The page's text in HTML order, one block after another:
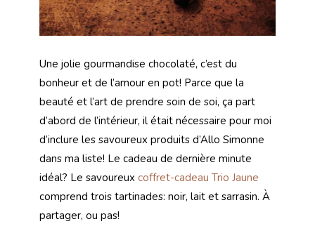
Une jolie gourmandise chocolaté, c’est du
bonheur et de l’amour en pot! Parce que la
beauté et l’art de prendre soin de soi, ça part
d’abord de l’intérieur, il était nécessaire pour moi
d’inclure les savoureux produits d’Allo Simonne
dans ma liste! Le cadeau de dernière minute
idéal? Le savoureux coffret-cadeau Trio Jaune
comprend trois tartinades: noir, lait et sarrasin. À
partager, ou pas!